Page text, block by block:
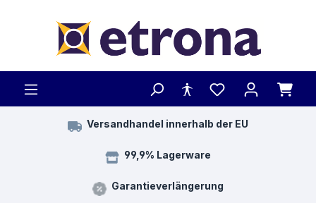
Versandhandel innerhalb der EU
99,9% Lagerware
Garantieverlängerung